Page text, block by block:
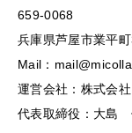
659-0068
兵庫県芦屋市業平
Mail：
運営会社：株式会
代表取締役：大島